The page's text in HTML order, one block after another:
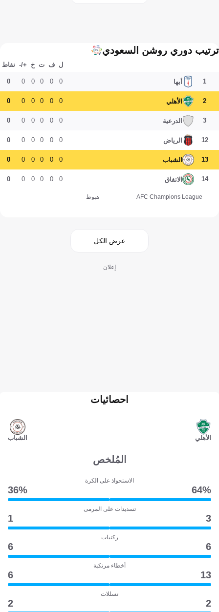
ترتيب دوري روشن السعودي
ل ف ت خ +/- نقاط
1 أبها 0
0
0
0
0
0
2 الأهلي 0
0
0
0
0
0
3 الدرعية 0
0
0
0
0
0
12 الرياض 0
0
0
0
0
0
13 الشباب 0
0
0
0
0
0
14 الاتفاق 0
0
0
0
0
0
AFC Champions League هبوط
عرض الكل
إعلان
الأهلي
احصائيات
الشباب
المُلخص
الاستحواذ على الكرة
64‎%‎
36‎%‎
تسديدات على المرمى
3
1
ركنيات
6
6
أخطاء مرتكبة
13
6
تسللات
2
2